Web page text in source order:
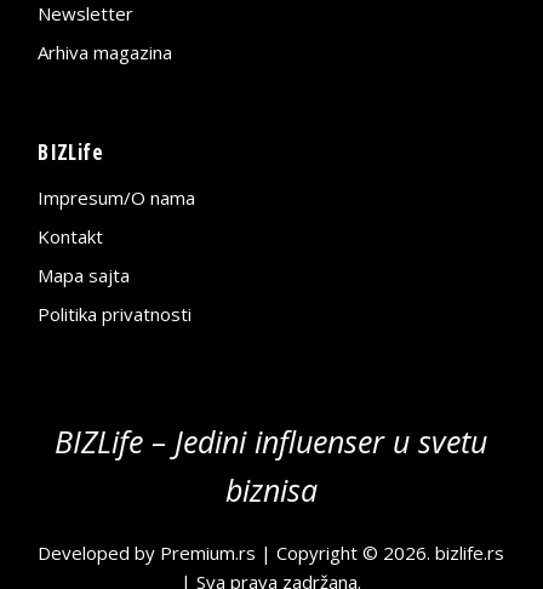
Newsletter
Arhiva magazina
BIZLife
Impresum/O nama
Kontakt
Mapa sajta
Politika privatnosti
BIZLife – Jedini influenser u svetu
biznisa
Developed by Premium.rs | Copyright © 2026.bizlife.rs
| Sva prava zadržana.